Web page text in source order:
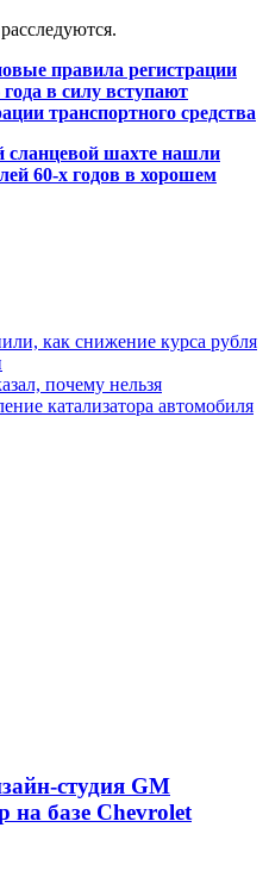
правила регистрации
в силу вступают
транспортного средства
сланцевой шахте нашли
60-х годов в хорошем
как снижение курса рубля
почему нельзя
катализатора автомобиля
студия GM
на базе Chevrolet